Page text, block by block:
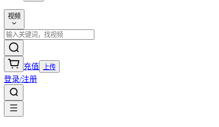
视频
充值 上传
登录/注册